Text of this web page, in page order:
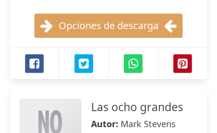
Opciones de descarga
Las ocho grandes
Autor: Mark Stevens